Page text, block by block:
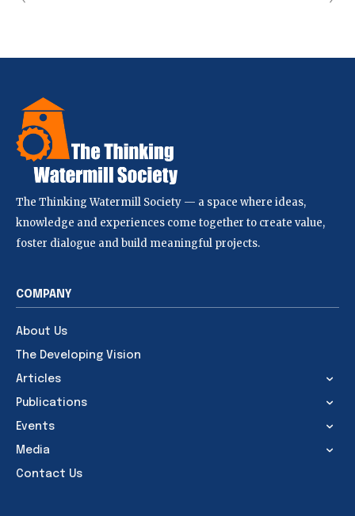
The Thinking Watermill Society — a space where ideas,
knowledge and experiences come together to create value,
foster dialogue and build meaningful projects.
COMPANY
About Us
The Developing Vision
Articles
Publications
Events
Media
Contact Us